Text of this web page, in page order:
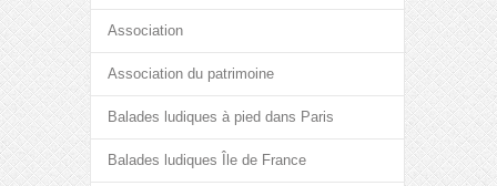
Association
Association du patrimoine
Balades ludiques à pied dans Paris
Balades ludiques Île de France